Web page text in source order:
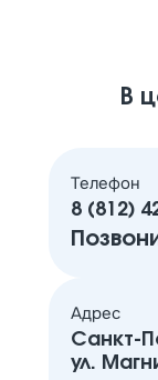
В
Телефон
8 (812)
Адрес
Санкт-
ул.